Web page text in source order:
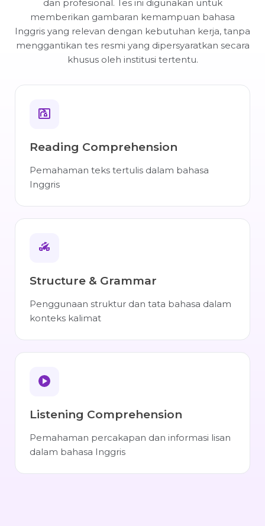
dan profesional. Tes ini digunakan untuk
memberikan gambaran kemampuan bahasa
Inggris yang relevan dengan kebutuhan kerja, tanpa
menggantikan tes resmi yang dipersyaratkan secara
khusus oleh institusi tertentu.
Reading Comprehension
Pemahaman teks tertulis dalam bahasa
Inggris
Structure & Grammar
Penggunaan struktur dan tata bahasa dalam
konteks kalimat
Listening Comprehension
Pemahaman percakapan dan informasi lisan
dalam bahasa Inggris